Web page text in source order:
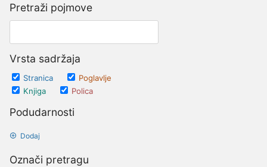
Pretraži pojmove
Vrsta sadržaja
Stranica
Poglavlje
Knjiga
Polica
Podudarnosti
Dodaj
Označi pretragu